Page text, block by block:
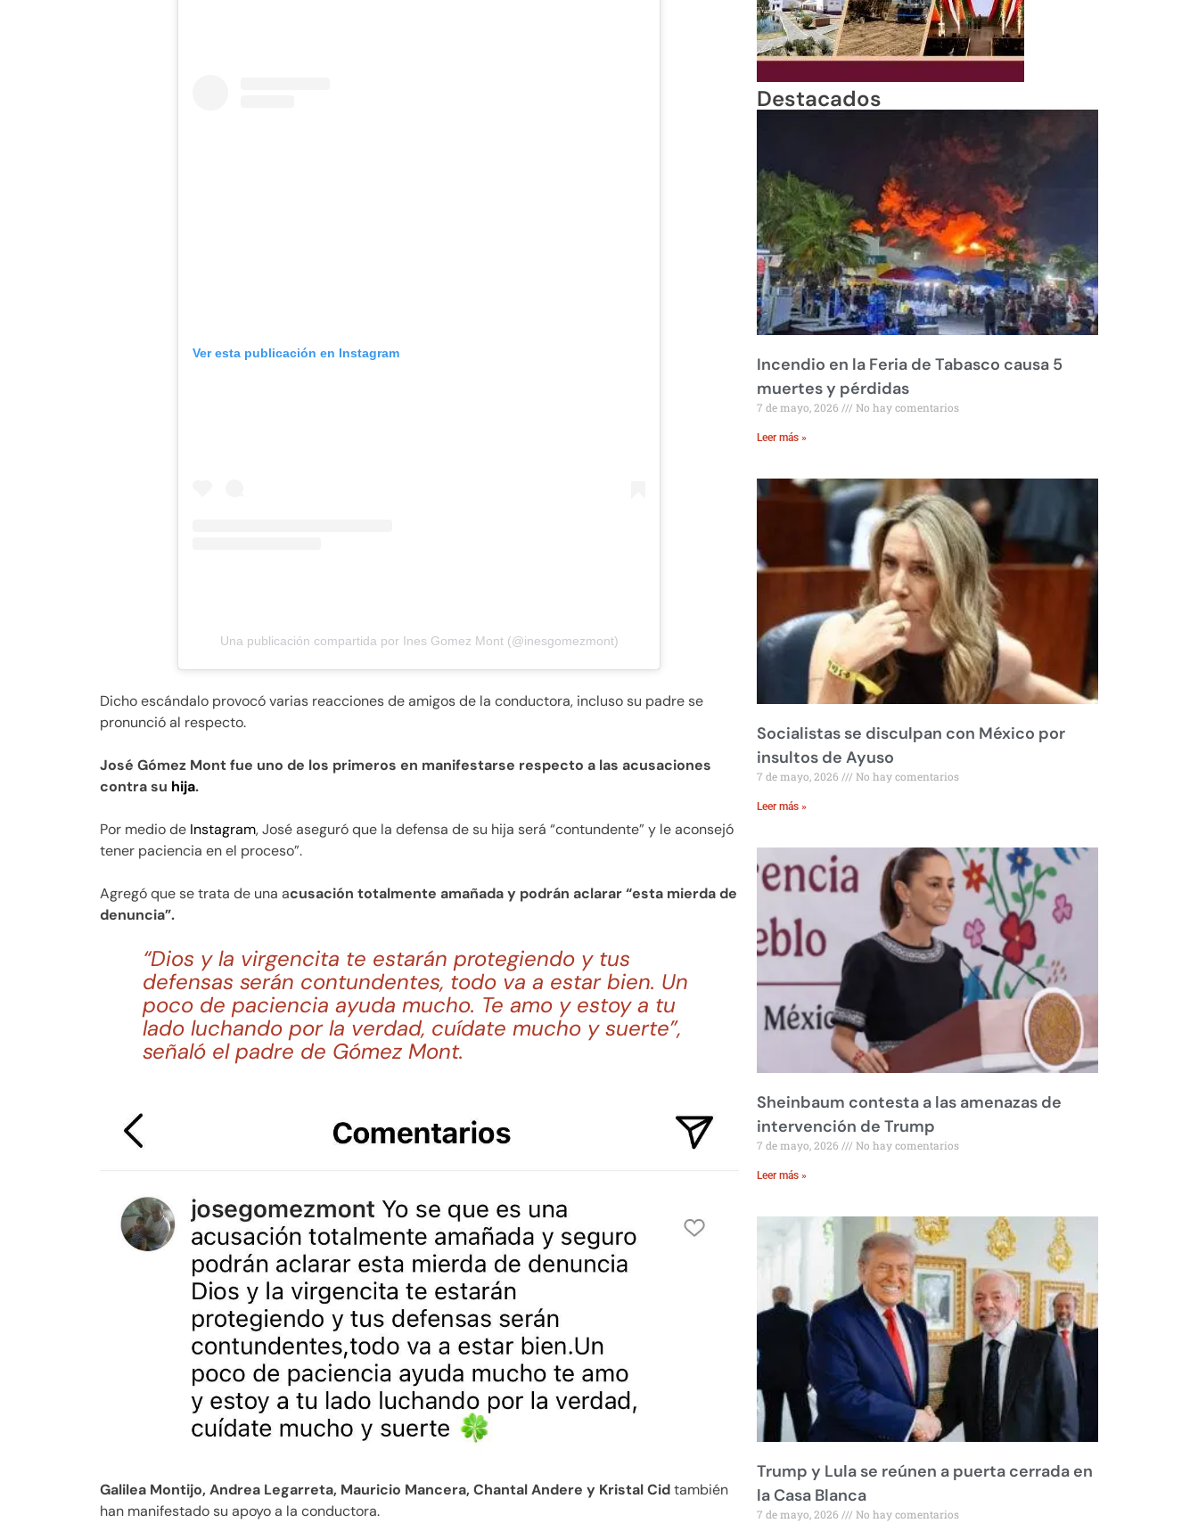
Ver esta publicación en Instagram
Una publicación compartida por Ines Gomez Mont (@inesgomezmont)
Dicho escándalo provocó varias reacciones de amigos de la conductora, incluso su padre se
pronunció al respecto.
José Gómez Mont fue uno de los primeros en manifestarse respecto a las acusaciones
contra su hija.
Por medio de Instagram, José aseguró que la defensa de su hija será “contundente” y le aconsejó
tener paciencia en el proceso”.
Agregó que se trata de una acusación totalmente amañada y podrán aclarar “esta mierda de
denuncia”.
“Dios y la virgencita te estarán protegiendo y tus
defensas serán contundentes, todo va a estar bien. Un
poco de paciencia ayuda mucho. Te amo y estoy a tu
lado luchando por la verdad, cuídate mucho y suerte”,
señaló el padre de Gómez Mont.
Galilea Montijo, Andrea Legarreta, Mauricio Mancera, Chantal Andere y Kristal Cidtambién
han manifestado su apoyo a la conductora.
Destacados
Incendio en la Feria de Tabasco causa 5
muertes y pérdidas
7 de mayo, 2026 No hay comentarios
Leer más »
Socialistas se disculpan con México por
insultos de Ayuso
7 de mayo, 2026 No hay comentarios
Leer más »
Sheinbaum contesta a las amenazas de
intervención de Trump
7 de mayo, 2026 No hay comentarios
Leer más »
Trump y Lula se reúnen a puerta cerrada en
la Casa Blanca
7 de mayo, 2026 No hay comentarios